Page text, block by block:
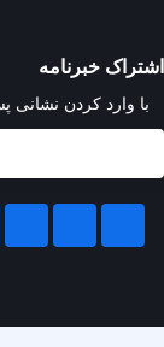
اشتراک خبرنامه
با وارد کردن نشانی